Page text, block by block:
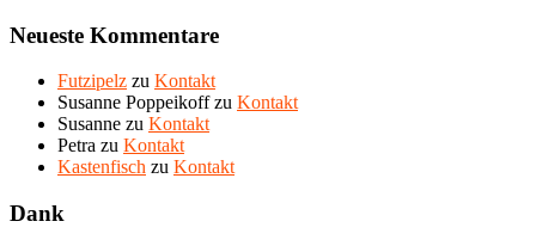
Neueste Kommentare
Futzipelz zu Kontakt
Susanne Poppeikoffzu Kontakt
Susanne zu Kontakt
Petra zu Kontakt
Kastenfisch zu Kontakt
Dank